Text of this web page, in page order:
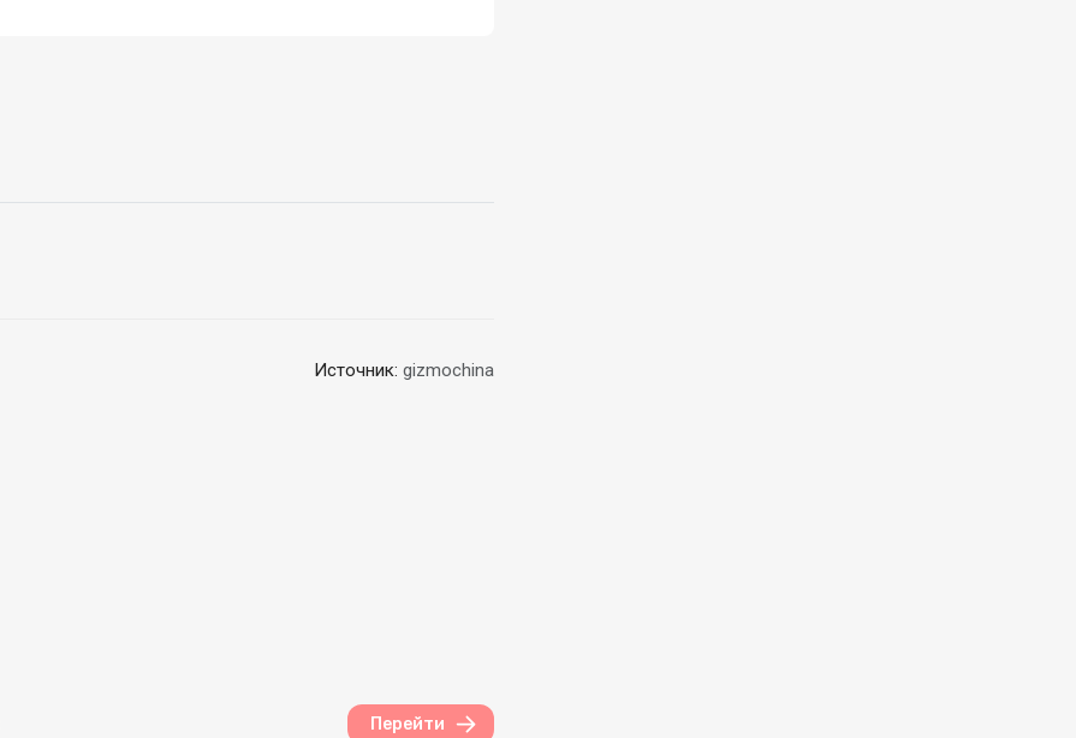
Источник: gizmochina
Перейти